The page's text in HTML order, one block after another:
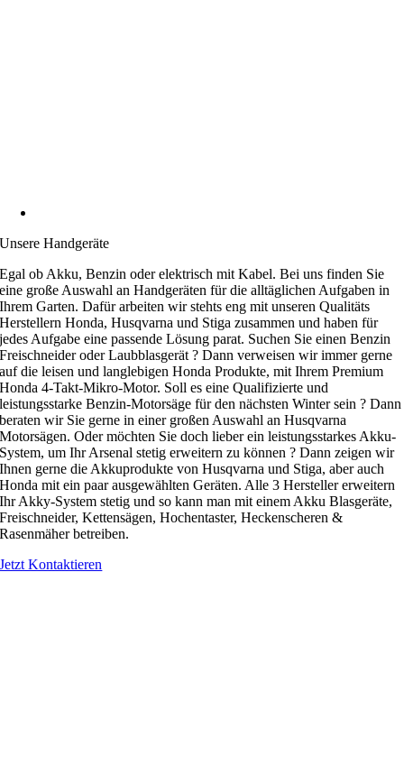
Unsere Handgeräte
Egal ob Akku, Benzin oder elektrisch mit Kabel. Bei uns finden Sie
eine große Auswahl an Handgeräten für die alltäglichen Aufgaben in
Ihrem Garten. Dafür arbeiten wir stehts eng mit unseren Qualitäts
Herstellern Honda, Husqvarna und Stiga zusammen und haben für
jedes Aufgabe eine passende Lösung parat. Suchen Sie einen Benzin
Freischneider oder Laubblasgerät ? Dann verweisen wir immer gerne
auf die leisen und langlebigen Honda Produkte, mit Ihrem Premium
Honda 4-Takt-Mikro-Motor. Soll es eine Qualifizierte und
leistungsstarke Benzin-Motorsäge für den nächsten Winter sein ? Dann
beraten wir Sie gerne in einer großen Auswahl an Husqvarna
Motorsägen. Oder möchten Sie doch lieber ein leistungsstarkes Akku-
System, um Ihr Arsenal stetig erweitern zu können ? Dann zeigen wir
Ihnen gerne die Akkuprodukte von Husqvarna und Stiga, aber auch
Honda mit ein paar ausgewählten Geräten. Alle 3 Hersteller erweitern
Ihr Akky-System stetig und so kann man mit einem Akku Blasgeräte,
Freischneider, Kettensägen, Hochentaster, Heckenscheren &
Rasenmäher betreiben.
Jetzt Kontaktieren